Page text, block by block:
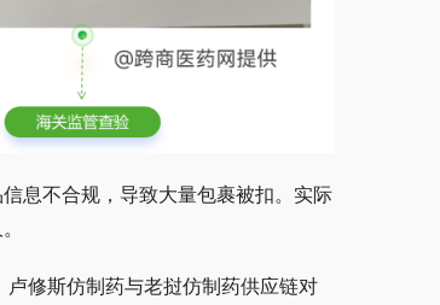
息不合规，导致大量包裹被扣。实际
卢修斯仿制药与老挝仿制药供应链对